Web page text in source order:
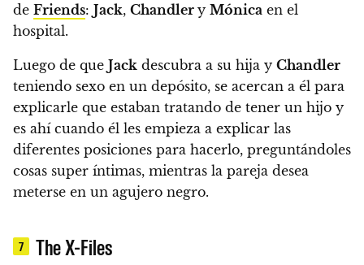
de Friends: Jack, Chandler y Mónica en el
hospital.
Luego de que Jack descubra a su hija y Chandler
teniendo sexo en un depósito, se acercan a él para
explicarle que estaban tratando de tener un hijo y
es ahí cuando él les empieza a explicar las
diferentes posiciones para hacerlo, preguntándoles
cosas super íntimas, mientras la pareja desea
meterse en un agujero negro.
7 The X-Files